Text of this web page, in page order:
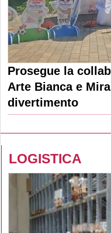
Prosegue la
Arte Bianca e
divertimento
LOGISTICA